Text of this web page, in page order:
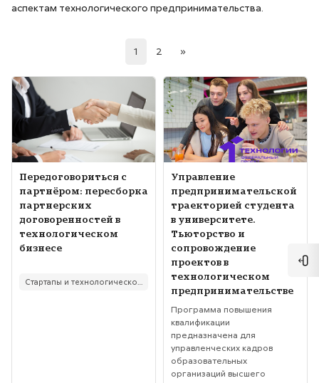
аспектам технологического предпринимательства.
1(current)
2 »
Следующая страница
Изображение курса" Передоговориться с партнёром:
Изображение курса
Название курса
Передоговориться с
партнёром: пересборка
партнерских
договоренностей в
технологическом
бизнесе
Стартапы и технологическое предпринимательство
Изображение курса"
Изображение курса
Название курса
Управление
предпринимательской
траекторией студента
в университете.
Тьюторство и
сопровождение
проектов в
технологическом
предпринимательстве
Текст краткого изложения курса:
Программа повышения
квалификации
предназначена для
управленческих кадров
образовательных
организаций высшего